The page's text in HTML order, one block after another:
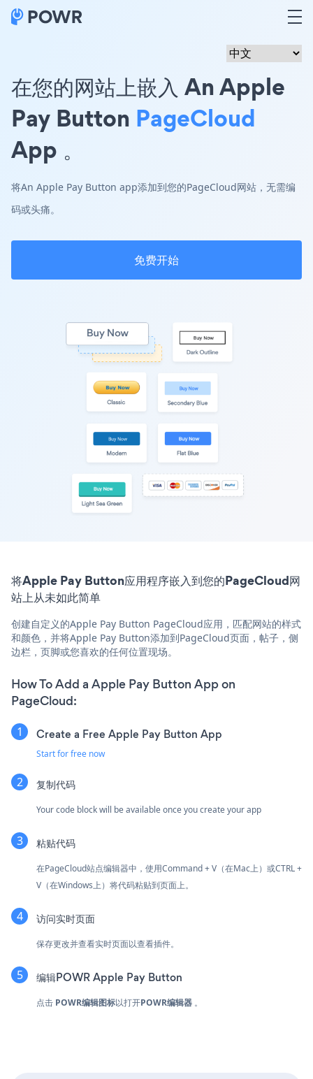
在您的网站上嵌入 An Apple
Pay Button PageCloud
App 。
将An Apple Pay Button app添加到您的PageCloud网站，无需编
码或头痛。
免费开始
将Apple Pay Button应用程序嵌入到您的PageCloud网
站上从未如此简单
创建自定义的Apple Pay Button PageCloud应用，匹配网站的样式
和颜色，并将Apple Pay Button添加到PageCloud页面，帖子，侧
边栏，页脚或您喜欢的任何位置现场。
How To Add a Apple Pay Button App on
PageCloud:
Create a Free Apple Pay Button App
Start for free now
复制代码
Your code block will be available once you create your app
粘贴代码
在PageCloud站点编辑器中，使用Command + V（在Mac上）或CTRL +
V（在Windows上）将代码粘贴到页面上。
访问实时页面
保存更改并查看实时页面以查看插件。
编辑POWR Apple Pay Button
点击 POWR编辑图标以打开POWR编辑器 。